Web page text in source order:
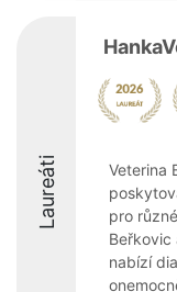
Laureáti
Veterina
pro
Beřkovic
nabízí